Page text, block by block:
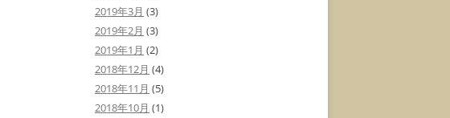
2019年3月 (3)
2019年2月 (3)
2019年1月 (2)
2018年12月 (4)
2018年11月 (5)
2018年10月 (1)